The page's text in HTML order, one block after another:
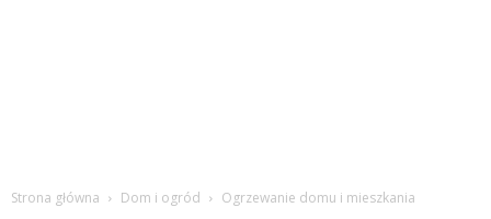
Strona główna Dom i ogród Ogrzewanie domu i mieszkania